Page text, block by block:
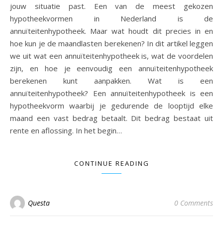
jouw situatie past. Een van de meest gekozen
hypotheekvormen in Nederland is de
annuïteitenhypotheek. Maar wat houdt dit precies in en
hoe kun je de maandlasten berekenen? In dit artikel leggen
we uit wat een annuïteitenhypotheek is, wat de voordelen
zijn, en hoe je eenvoudig een annuïteitenhypotheek
berekenen kunt aanpakken. Wat is een
annuïteitenhypotheek? Een annuïteitenhypotheek is een
hypotheekvorm waarbij je gedurende de looptijd elke
maand een vast bedrag betaalt. Dit bedrag bestaat uit
rente en aflossing. In het begin…
CONTINUE READING
Questa 0 Comments